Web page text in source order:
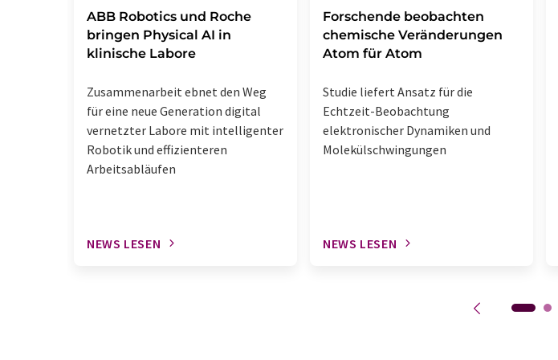
​​​​​​​ABB Robotics und Roche
bringen Physical AI in
klinische Labore
Zusammenarbeit ebnet den Weg
für eine neue Generation digital
vernetzter Labore mit intelligenter
Robotik und effizienteren
Arbeitsabläufen
NEWS LESEN
Forschende beobachten
chemische Veränderungen
Atom für Atom
Studie liefert Ansatz für die
Echtzeit-Beobachtung
elektronischer Dynamiken und
Molekülschwingungen
NEWS LESEN